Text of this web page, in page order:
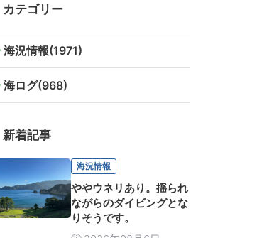
カテゴリー
海況情報(1971)
海ログ(968)
新着記事
海況情報
ややウネリあり。揺られ
ながらのダイビングとな
りそうです。